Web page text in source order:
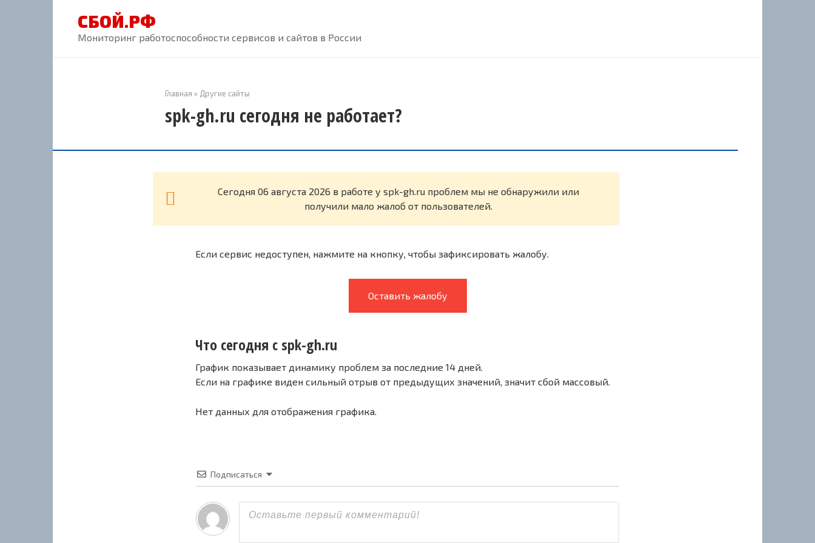
СБОЙ.РФ
Мониторинг работоспособности сервисов и сайтов в России
Главная » Другие сайты
spk-gh.ru сегодня не работает?
Cегодня 06 августа 2026 в работе у spk-gh.ru проблем мы не обнаружили или
получили мало жалоб от пользователей.
Если сервис недоступен, нажмите на кнопку, чтобы зафиксировать жалобу.
Оставить жалобу
Что сегодня с spk-gh.ru
График показывает динамику проблем за последние 14 дней.
Если на графике виден сильный отрыв от предыдущих значений, значит сбой массовый.
Нет данных для отображения графика.
Подписаться